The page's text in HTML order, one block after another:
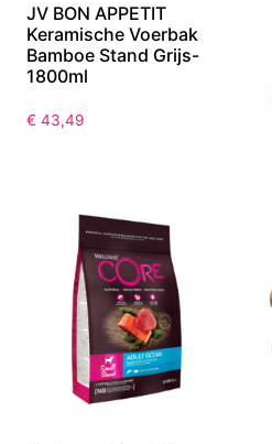
JV BON APPETIT
Keramische Voerbak
Bamboe Stand Grijs-
1800ml
€ 43,49